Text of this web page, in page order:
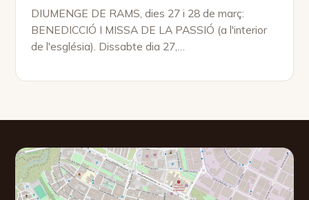
DIUMENGE DE RAMS, dies 27 i 28 de març:
BENEDICCIÓ I MISSA DE LA PASSIÓ (a l'interior
de l'església). Dissabte dia 27,…